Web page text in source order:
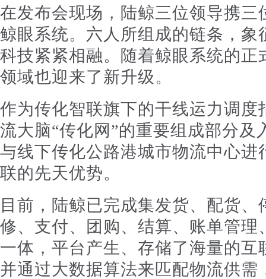
在发布会现场，陆鲸三位领导携
鲸眼系统。六人所组成的链条，
科技紧紧相融。随着鲸眼系统的
领域也迎来了新升级。
作为传化智联旗下的干线运力调
流大脑“传化网”的重要组成部分及
与线下传化公路港城市物流中心
联的先天优势。
目前，陆鲸已完成集发货、配货
修、支付、团购、结算、账单管
一体，平台产生、存储了海量的
并通过大数据算法来匹配物流供